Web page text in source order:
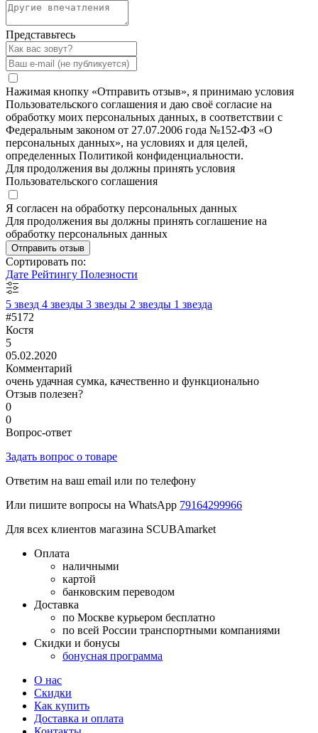
Представьтесь
Нажимая кнопку «Отправить отзыв», я принимаю условия
Пользовательского соглашения и даю своё согласие на
обработку моих персональных данных, в соответствии с
Федеральным законом от 27.07.2006 года №152-ФЗ «О
персональных данных», на условиях и для целей,
определенных Политикой конфиденциальности.
Для продолжения вы должны принять условия
Пользовательского соглашения
Я согласен на обработку персональных данных
Для продолжения вы должны принять соглашение на
обработку персональных данных
Отправить отзыв
Сортировать по:
Дате Рейтингу Полезности
5 звезд 4 звезды 3 звезды 2 звезды 1 звезда
#5172
Костя
5
05.02.2020
Комментарий
очень удачная сумка, качественно и функционально
Отзыв полезен?
0
0
Вопрос-ответ
Задать вопрос о товаре
Ответим на ваш email или по телефону
Или пишите вопросы на WhatsApp 79164299966
Для всех клиентов магазина SCUBAmarket
Оплата
наличными
картой
банковским переводом
Доставка
по Москве курьером бесплатно
по всей России транспортными компаниями
Скидки и бонусы
бонусная программа
О нас
Скидки
Как купить
Доставка и оплата